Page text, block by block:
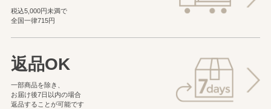
税込5,000円未満で
全国一律715円
返品OK
一部商品を除き、
お届け後7日以内の場合
返品することが可能です